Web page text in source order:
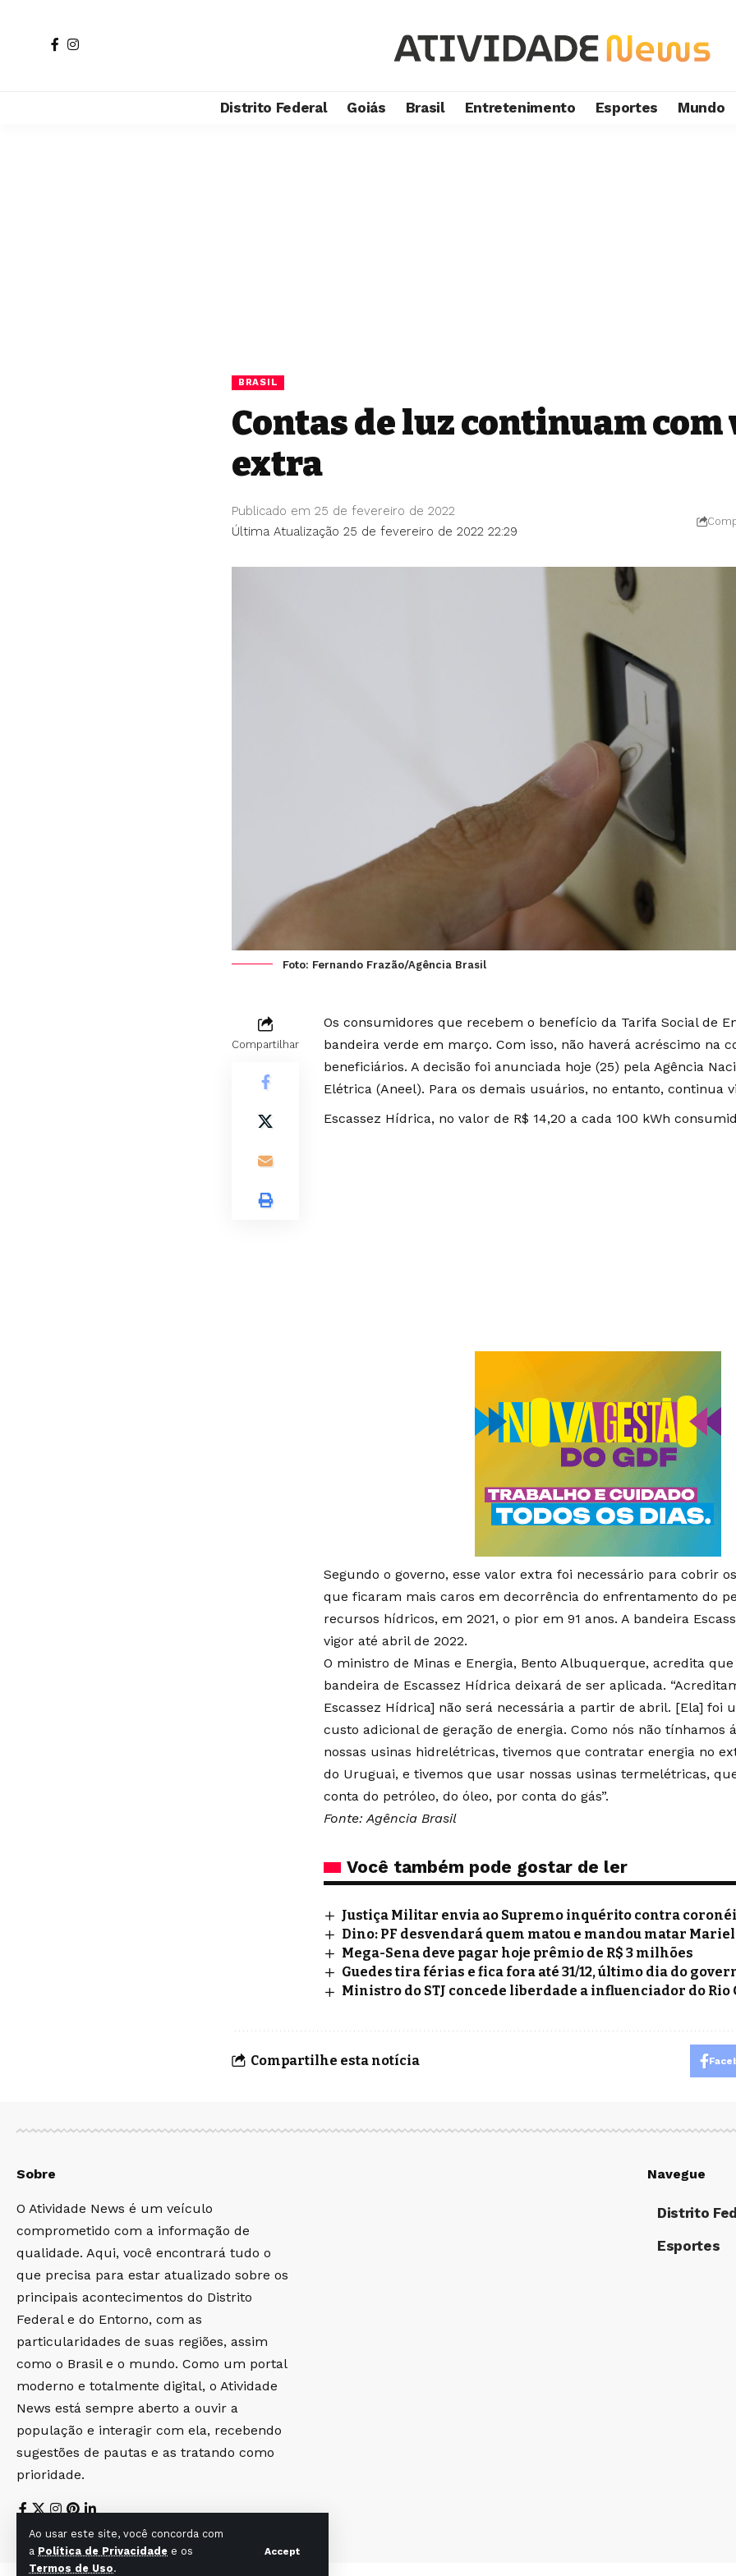
Ao usar este site, você concorda com
a Política de Privacidade e os
Termos de Uso.
Accept
Distrito Federal Goiás Brasil Entretenimento Esportes Mundo
BRASIL
Contas de luz continuam
extra
Última Atualização 25 de fevereiro de 2022 22:29
Publicado em 25 de fevereiro de 2022
Foto: Fernando Frazão/Agência Brasil
Compartilhar
Os consumidores que recebem o benefício da Tarifa Social de
bandeira verde em março. Com isso, não haverá acréscimo na
beneficiários. A decisão foi anunciada hoje (25) pela Agência
Elétrica (Aneel). Para os demais usuários, no entanto, continua
Escassez Hídrica, no valor de R$ 14,20 a cada 100 kWh
Segundo o governo, esse valor extra foi necessário para cobrir
que ficaram mais caros em decorrência do enfrentamento do
recursos hídricos, em 2021, o pior em 91 anos. A bandeira
vigor até abril de 2022.
O ministro de Minas e Energia, Bento Albuquerque, acredita
bandeira de Escassez Hídrica deixará de ser aplicada.
Escassez Hídrica] não será necessária a partir de abril. [Ela] foi
custo adicional de geração de energia. Como nós não tínhamos
nossas usinas hidrelétricas, tivemos que contratar energia no
do Uruguai, e tivemos que usar nossas usinas termelétricas,
conta do petróleo, do óleo, por conta do gás”.
Fonte: Agência Brasil
Você também pode gostar de ler
Justiça Militar envia ao Supremo inquérito contra
Dino: PF desvendará quem matou e mandou matar
Mega-Sena deve pagar hoje prêmio de R$ 3 milhões
Guedes tira férias e fica fora até 31/12, último dia do
Ministro do STJ concede liberdade a influenciador do Rio
Compartilhe esta notícia
Sobre
O Atividade News é um veículo
comprometido com a informação de
qualidade. Aqui, você encontrará tudo o
que precisa para estar atualizado sobre os
principais acontecimentos do Distrito
Federal e do Entorno, com as
particularidades de suas regiões, assim
como o Brasil e o mundo. Como um portal
moderno e totalmente digital, o Atividade
News está sempre aberto a ouvir a
população e interagir com ela, recebendo
sugestões de pautas e as tratando como
prioridade.
Navegue
Distrito
Esportes